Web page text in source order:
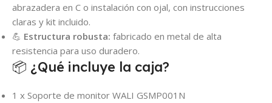
abrazadera en C o instalación con ojal, con instrucciones
claras y kit incluido.
💪 Estructura robusta: fabricado en metal de alta
resistencia para uso duradero.
📦 ¿Qué incluye la caja?
1 x Soporte de monitor WALI GSMP001N